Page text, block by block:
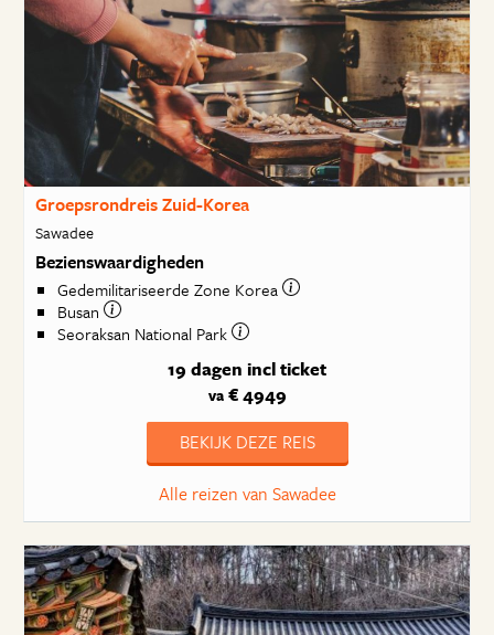
Groepsrondreis Zuid-Korea
Sawadee
Bezienswaardigheden
Gedemilitariseerde Zone Korea
Busan
Seoraksan National Park
19 dagen incl ticket
va€ 4949
BEKIJK DEZE REIS
Alle reizen van Sawadee